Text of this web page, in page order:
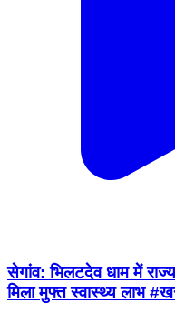
सेगांव: भिलटदेव धाम में
मिला मुफ्त स्वास्थ्य लाभ